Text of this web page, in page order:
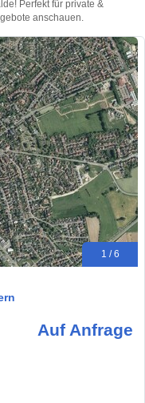
Perfekt für private &
anschauen.
1 / 6
Auf Anfrage